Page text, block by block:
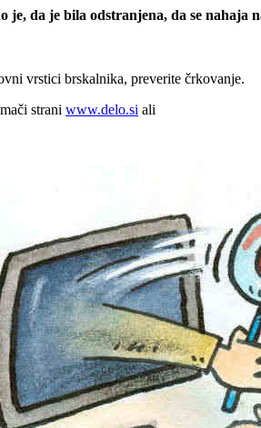
je, da je bila odstranjena, da se nahaja
vrstici brskalnika, preverite črkovanje.
strani www.delo.si ali